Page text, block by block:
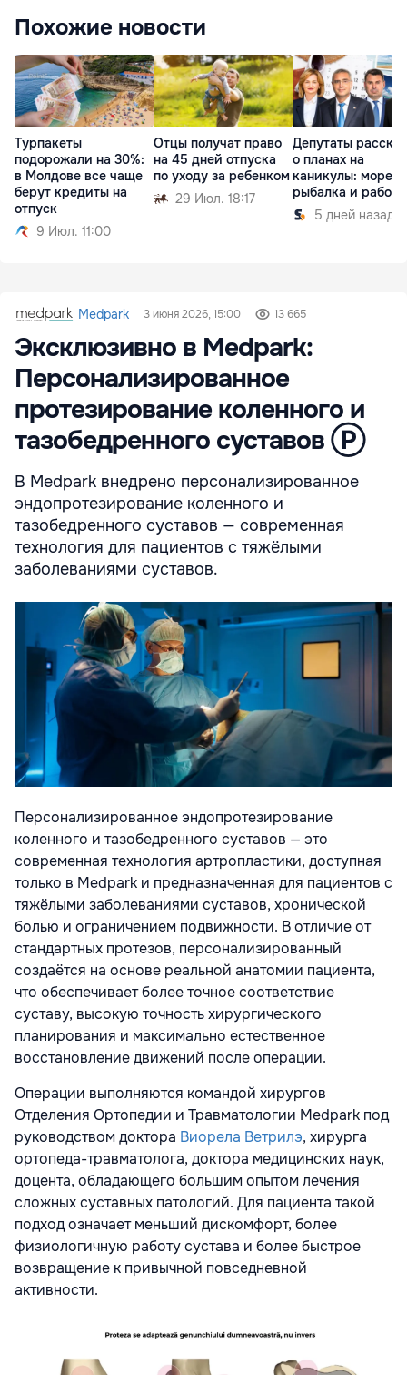
Похожие новости
Турпакеты
подорожали на 30%:
в Молдове все чаще
берут кредиты на
отпуск
9 Июл. 11:00
Отцы получат право
на 45 дней отпуска
по уходу за ребенком
29 Июл. 18:17
Депутаты
о планах на
каникулы: море,
рыбалка и работа
5 дней назад
Medpark 3 июня 2026, 15:00 13 665
Эксклюзивно в Medpark:
Персонализированное
протезирование коленного и
тазобедренного суставов Ⓟ
В Medpark внедрено персонализированное
эндопротезирование коленного и
тазобедренного суставов — современная
технология для пациентов с тяжёлыми
заболеваниями суставов.
Персонализированное эндопротезирование
коленного и тазобедренного суставов — это
современная технология артропластики, доступная
только в Medpark и предназначенная для пациентов с
тяжёлыми заболеваниями суставов, хронической
болью и ограничением подвижности. В отличие от
стандартных протезов, персонализированный
создаётся на основе реальной анатомии пациента,
что обеспечивает более точное соответствие
суставу, высокую точность хирургического
планирования и максимально естественное
восстановление движений после операции.
Операции выполняются командой хирургов
Отделения Ортопедии и Травматологии Medpark под
руководством доктора Виорела Ветрилэ, хирурга
ортопеда-травматолога, доктора медицинских наук,
доцента, обладающего большим опытом лечения
сложных суставных патологий. Для пациента такой
подход означает меньший дискомфорт, более
физиологичную работу сустава и более быстрое
возвращение к привычной повседневной
активности.